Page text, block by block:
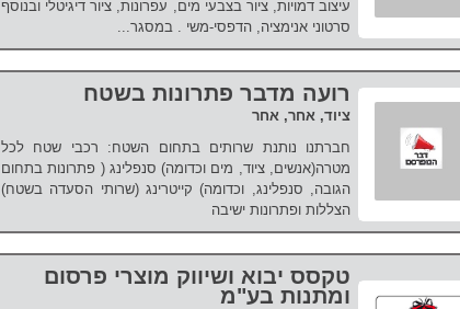
עיצוב דמויות, ציור בצבעי מים, עפרונות, ציור דיגיטלי ובנוסף
סרטוני אנימציה, הדפסי-משי . במסגר...
רועה מדבר פתרונות בשטח
ציוד, אחר, אחר
חברתנו נותנת שרותים בתחום השטח: רכבי שטח לכל
מטרה(אנשים, ציוד, מים וכדומה) סנפלינג ( פתרונות בתחום
הגובה, סנפלינג, וכדומה) קייטרינג (שרותי הסעדה בשטח)
הצללות ופתרונות ישיבה
טקסס יבוא ושיווק מוצרי פרסום
ומתנות בע"מ